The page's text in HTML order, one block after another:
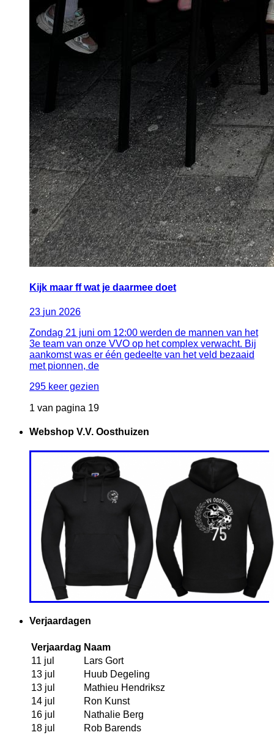
Kijk maar ff wat je daarmee doet
23 jun 2026
Zondag 21 juni om 12:00 werden de mannen van het
3e team van onze VVO op het complex verwacht. Bij
aankomst was er één gedeelte van het veld bezaaid
met pionnen, de
295 keer gezien
1 van pagina 19
Webshop V.V. Oosthuizen
Verjaardagen
Verjaardag Naam
11 jul
Lars Gort
13 jul
Huub Degeling
13 jul
Mathieu Hendriksz
14 jul
Ron Kunst
16 jul
Nathalie Berg
18 jul
Rob Barends